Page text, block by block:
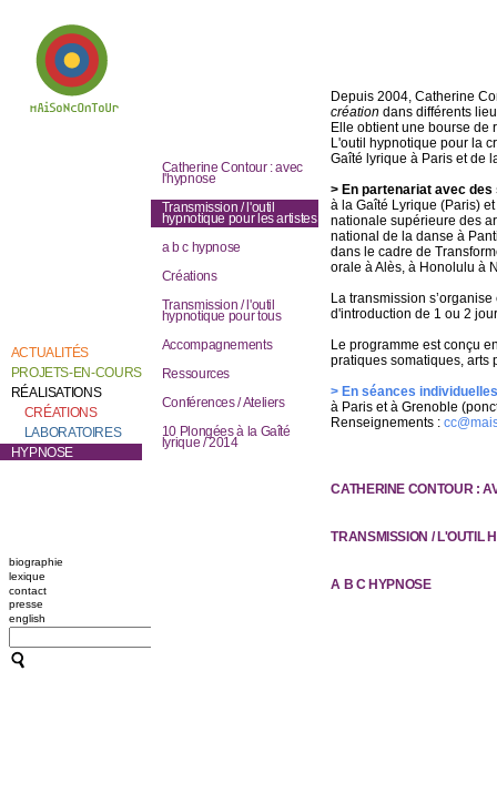
Depuis 2004, Catherine
création dans différents
Elle obtient une bourse de
L'outil hypnotique pour la
Gaîté lyrique à Paris et de
> En partenariat avec
à la Gaîté Lyrique (Paris)
nationale supérieure des
national de la danse à
dans le cadre de
orale à Alès, à Honolulu à
La transmission
d'introduction de 1 ou 2
Le programme est conçu
pratiques somatiques,
> En séances
à Paris et à Grenoble
Renseignements :
CATHERINE CONTOUR :
TRANSMISSION / L'OUTIL
A B C HYPNOSE
ACTUALITÉS
PROJETS-EN-COURS
RÉALISATIONS
CRÉATIONS
LABORATOIRES
HYPNOSE
biographie
lexique
contact
presse
english
Catherine Contour : avec
l'hypnose
Transmission / l'outil
hypnotique pour les artistes
a b c hypnose
Créations
Transmission / l'outil
hypnotique pour tous
Accompagnements
Ressources
Conférences / Ateliers
10 Plongées à la Gaîté
lyrique / 2014